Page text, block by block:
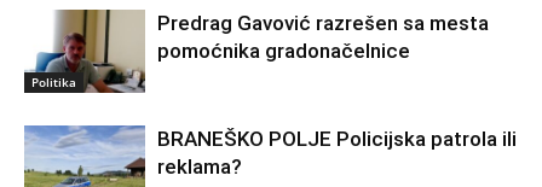
Politika
Predrag Gavović razrešen sa mesta
pomoćnika gradonačelnice
BRANEŠKO POLJE Policijska patrola ili
reklama?